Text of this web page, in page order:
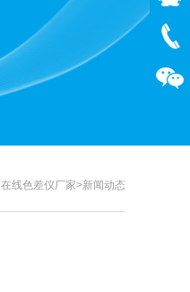
在线色差仪厂家>新闻动态